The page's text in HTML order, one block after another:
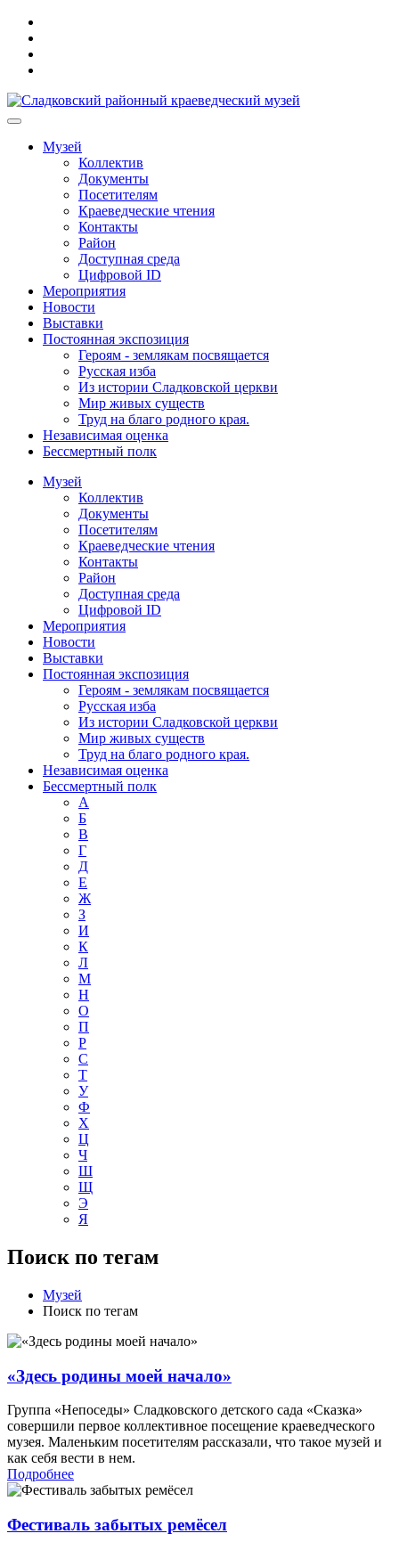
Музей
Коллектив
Документы
Посетителям
Краеведческие чтения
Контакты
Район
Доступная среда
Цифровой ID
Мероприятия
Новости
Выставки
Постоянная экспозиция
Героям - землякам посвящается
Русская изба
Из истории Сладковской церкви
Мир живых существ
Труд на благо родного края.
Независимая оценка
Бессмертный полк
Музей
Коллектив
Документы
Посетителям
Краеведческие чтения
Контакты
Район
Доступная среда
Цифровой ID
Мероприятия
Новости
Выставки
Постоянная экспозиция
Героям - землякам посвящается
Русская изба
Из истории Сладковской церкви
Мир живых существ
Труд на благо родного края.
Независимая оценка
Бессмертный полк
А
Б
В
Г
Д
Е
Ж
З
И
К
Л
М
Н
О
П
Р
С
Т
У
Ф
Х
Ц
Ч
Ш
Щ
Э
Я
Поиск по тегам
Музей
Поиск по тегам
«Здесь родины моей начало»
Группа «Непоседы» Сладковского детского сада «Сказка»
совершили первое коллективное посещение краеведческого
музея. Маленьким посетителям рассказали, что такое музей и
как себя вести в нем.
Подробнее
Фестиваль забытых ремёсел